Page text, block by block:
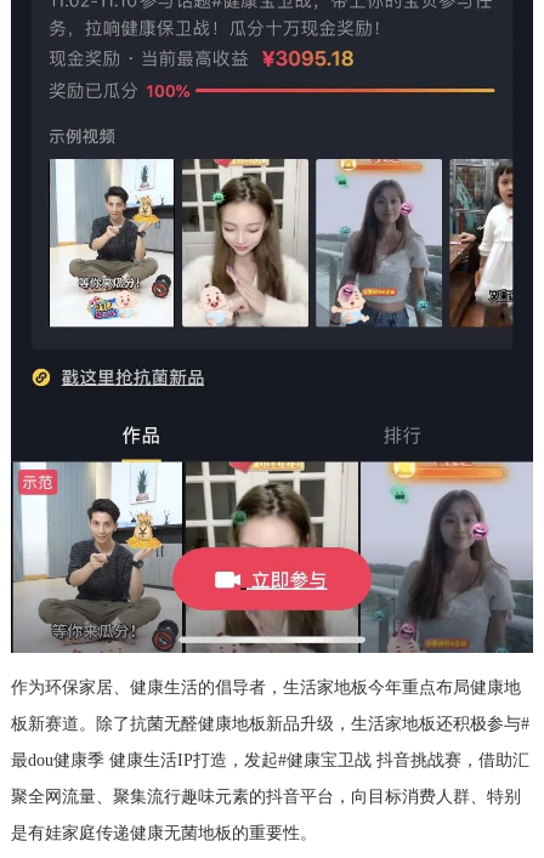
作为环保家居、健康生活的倡导者，生活家地板今年重点布局健康地
板新赛道。除了抗菌无醛健康地板新品升级，生活家地板还积极参与#
最dou健康季 健康生活IP打造，发起#健康宝卫战 抖音挑战赛，借助汇
聚全网流量、聚集流行趣味元素的抖音平台，向目标消费人群、特别
是有娃家庭传递健康无菌地板的重要性。